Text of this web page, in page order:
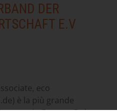
DER
E.V
eco
è la più grande